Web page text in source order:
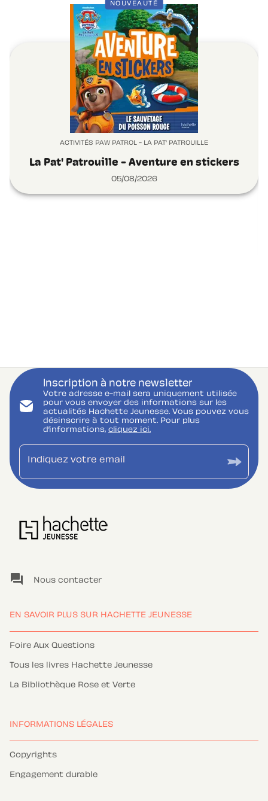
NOUVEAUTÉ
ACTIVITÉS PAW PATROL - LA PAT' PATROUILLE
La Pat' Patrouille - Aventure en stickers
05/08/2026
Inscription à notre newsletter
Votre adresse e-mail sera uniquement utilisée
pour vous envoyer des informations sur les
actualités Hachette Jeunesse. Vous pouvez vous
désinscrire à tout moment. Pour plus
d’informations, cliquez ici.
Indiquez votre email
question_answer Nous contacter
EN SAVOIR PLUS SUR HACHETTE JEUNESSE
Foire Aux Questions
Tous les livres Hachette Jeunesse
La Bibliothèque Rose et Verte
INFORMATIONS LÉGALES
Copyrights
Engagement durable